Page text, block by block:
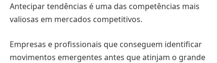
Antecipar tendências é uma das competências mais
valiosas em mercados competitivos.
Empresas e profissionais que conseguem identificar
movimentos emergentes antes que atinjam o grande